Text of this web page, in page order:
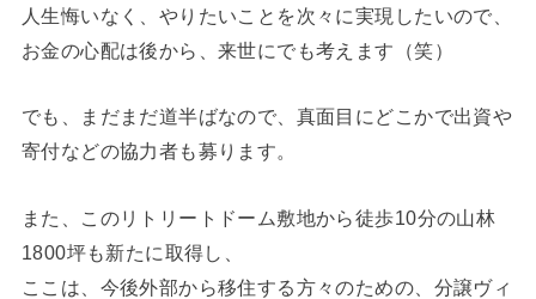
人生悔いなく、やりたいことを次々に実現したいので、
お金の心配は後から、来世にでも考えます（笑）
でも、まだまだ道半ばなので、真面目にどこかで出資や
寄付などの協力者も募ります。
また、このリトリートドーム敷地から徒歩10分の山林
1800坪も新たに取得し、
ここは、今後外部から移住する方々のための、分譲ヴィ